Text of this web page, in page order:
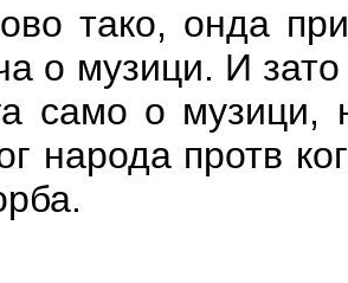
тако, онда
о музици. И
само о
народа протв